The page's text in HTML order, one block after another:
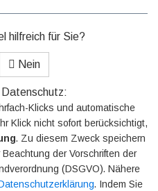
hilfreich für Sie?
Nein
Datenschutz:
Klicks und automatische
Klick nicht sofort berücksichtigt,
. Zu diesem Zweck speichern
der Vorschriften der
(DSGVO). Nähere
. Indem Sie